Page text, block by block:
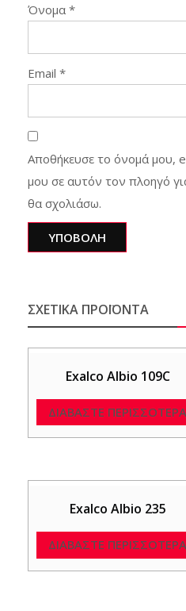
Όνομα *
Email *
Αποθήκευσε το όνομά μου,
μου σε αυτόν τον πλοηγό
θα σχολιάσω.
ΣΧΕΤΙΚΆ ΠΡΟΪΌΝΤΑ
Exalco Albio 109C
ΔΙΑΒΆΣΤΕ ΠΕΡΙΣΣΌΤΕΡΑ
Exalco Albio 235
ΔΙΑΒΆΣΤΕ ΠΕΡΙΣΣΌΤΕΡΑ